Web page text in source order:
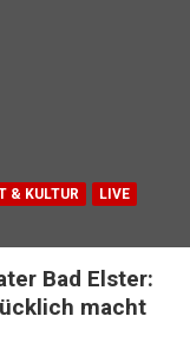
& KULTUR
LIVE
Bad Elster:
macht